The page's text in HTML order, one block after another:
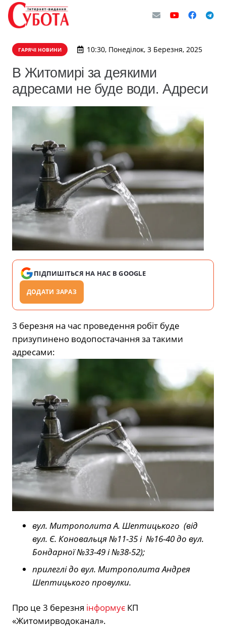
ГАРЯЧІ НОВИНИ 10:30, Понеділок, 3 Березня, 2025
В Житомирі за деякими
адресами не буде води. Адреси
ПІДПИШІТЬСЯ НА НАС В GOOGLE
ДОДАТИ ЗАРАЗ
3 березня на час проведення робіт буде
призупинено водопостачання за такими
адресами:
вул. Митрополита А. Шептицького (від
вул. Є. Коновальця №11-35 і №16-40 до вул.
Бондарної №33-49 і №38-52);
прилеглі до вул. Митрополита Андрея
Шептицького провулки.
Про це 3 березня інформує КП
«Житомирводоканал».